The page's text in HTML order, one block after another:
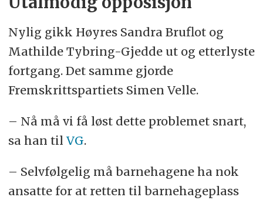
Nylig gikk Høyres Sandra Bruflot og
Mathilde Tybring-Gjedde ut og etterlyste
fortgang. Det samme gjorde
Fremskrittspartiets Simen Velle.
– Nå må vi få løst dette problemet snart,
sa han til VG.
– Selvfølgelig må barnehagene ha nok
ansatte for at retten til barnehageplass